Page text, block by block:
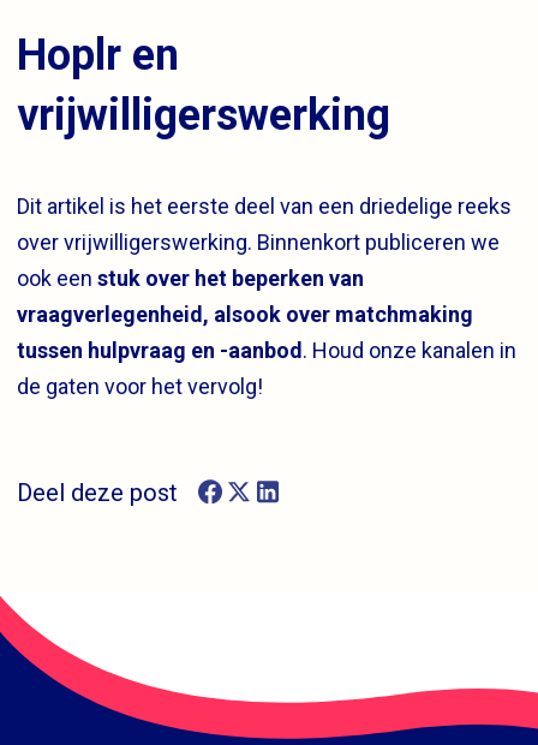
Hoplr en
vrijwilligerswerking
Dit artikel is het eerste deel van een driedelige reeks
over vrijwilligerswerking. Binnenkort publiceren we
ook een stuk over het beperken van
vraagverlegenheid, alsook over matchmaking
tussen hulpvraag en -aanbod . Houd onze kanalen in
de gaten voor het vervolg!
Deel deze post